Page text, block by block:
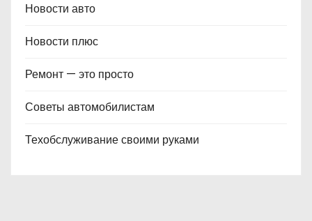
Новости авто
Новости плюс
Ремонт — это просто
Советы автомобилистам
Техобслуживание своими руками